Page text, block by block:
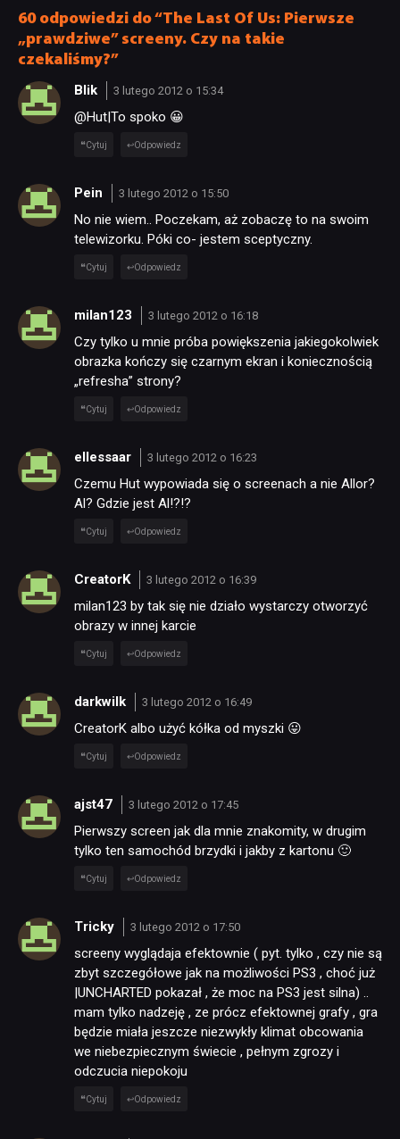
60 odpowiedzi do “The Last Of Us: Pierwsze
„prawdziwe” screeny. Czy na takie
czekaliśmy?”
Blik 3 lutego 2012 o 15:34
@Hut|To spoko 😀
Cytuj Odpowiedz
Pein 3 lutego 2012 o 15:50
No nie wiem.. Poczekam, aż zobaczę to na swoim
telewizorku. Póki co- jestem sceptyczny.
Cytuj Odpowiedz
milan123 3 lutego 2012 o 16:18
Czy tylko u mnie próba powiększenia jakiegokolwiek
obrazka kończy się czarnym ekran i koniecznością
„refresha” strony?
Cytuj Odpowiedz
ellessaar 3 lutego 2012 o 16:23
Czemu Hut wypowiada się o screenach a nie Allor?
Al? Gdzie jest Al!?!?
Cytuj Odpowiedz
CreatorK 3 lutego 2012 o 16:39
milan123 by tak się nie działo wystarczy otworzyć
obrazy w innej karcie
Cytuj Odpowiedz
darkwilk 3 lutego 2012 o 16:49
CreatorK albo użyć kółka od myszki 😛
Cytuj Odpowiedz
ajst47 3 lutego 2012 o 17:45
Pierwszy screen jak dla mnie znakomity, w drugim
tylko ten samochód brzydki i jakby z kartonu 🙂
Cytuj Odpowiedz
Tricky 3 lutego 2012 o 17:50
screeny wyglądaja efektownie ( pyt. tylko , czy nie są
zbyt szczegółowe jak na możliwości PS3 , choć już
|UNCHARTED pokazał , że moc na PS3 jest silna) ..
mam tylko nadzeję , ze prócz efektownej grafy , gra
będzie miała jeszcze niezwykły klimat obcowania
we niebezpiecznym świecie , pełnym zgrozy i
odczucia niepokoju
Cytuj Odpowiedz